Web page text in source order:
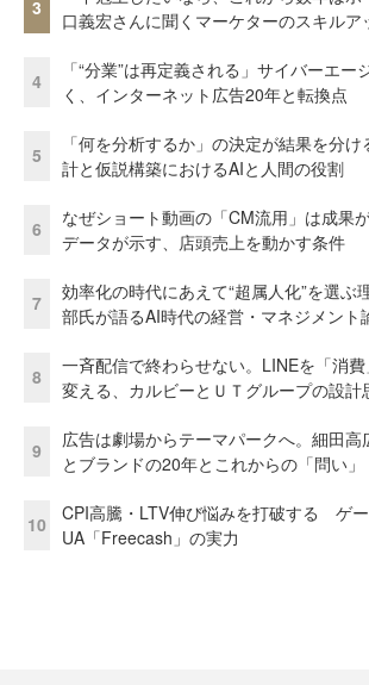
3
口義宏さんに聞くマーケターのスキルア
4
「“分業”は再定義される」サイバーエ
く、インターネット広告20年と転換点
5
「何を分析するか」の決定が結果を分
計と仮説構築におけるAIと人間の役割
6
なぜショート動画の「CM流用」は成果
データが示す、店頭売上を動かす条件
7
効率化の時代にあえて“超属人化”を選
部氏が語るAI時代の経営・マネジメント
8
一斉配信で終わらせない。LINEを「消
変える、カルビーとＵＴグループの設計
9
広告は劇場からテーマパークへ。細田
とブランドの20年とこれからの「問い」
10
CPI高騰・LTV伸び悩みを打破する ゲ
UA「Freecash」の実力